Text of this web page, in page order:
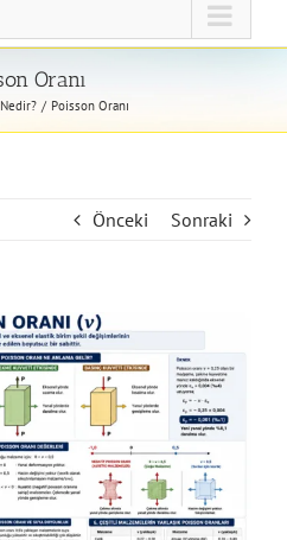
Oranı
Poisson Oranı
Önceki Sonraki